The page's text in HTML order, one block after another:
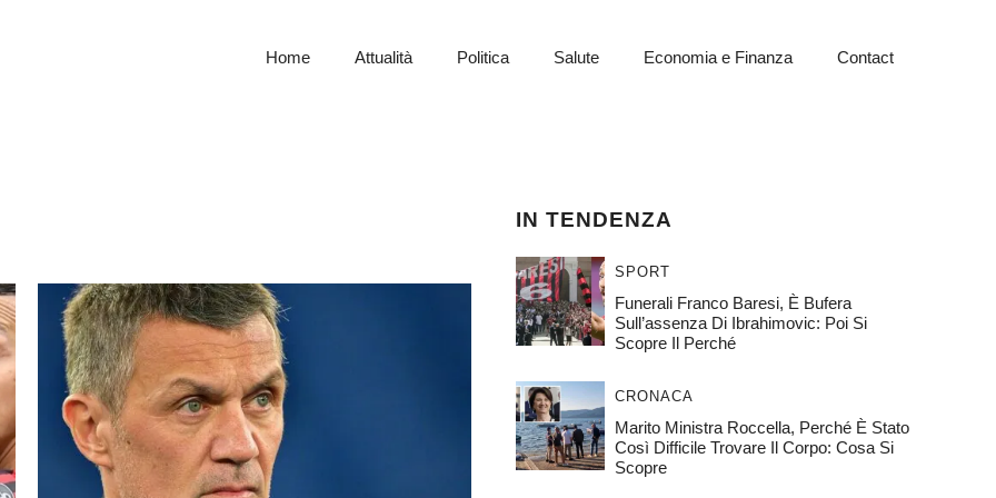
Home Attualità Politica Salute Economia e Finanza Contact
IN TENDENZA
SPORT
Funerali Franco Baresi, È Bufera
Sull’assenza Di Ibrahimovic: Poi Si
Scopre Il Perché
CRONACA
Marito Ministra Roccella, Perché È Stato
Così Difficile Trovare Il Corpo: Cosa Si
Scopre